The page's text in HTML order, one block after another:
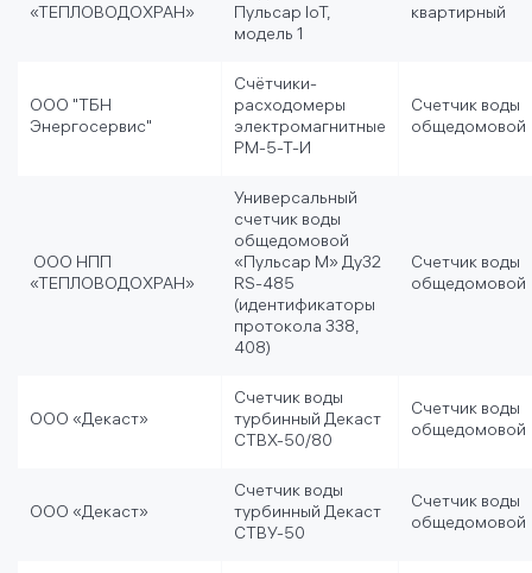
«ТЕПЛОВОДОХРАН»
Пульсар IoT,
модель 1
квартирный
ООО "ТБН
Энергосервис"
Счётчики-
расходомеры
электромагнитные
РМ-5-Т-И
Счетчик воды
общедомовой
ООО НПП
«ТЕПЛОВОДОХРАН»
Универсальный
счетчик воды
общедомовой
«Пульсар М» Ду32
RS-485
(идентификаторы
протокола 338,
408)
Счетчик воды
общедомовой
ООО «Декаст»
Счетчик воды
турбинный Декаст
СТВХ-50/80
Счетчик воды
общедомовой
ООО «Декаст»
Счетчик воды
турбинный Декаст
СТВУ-50
Счетчик воды
общедомовой